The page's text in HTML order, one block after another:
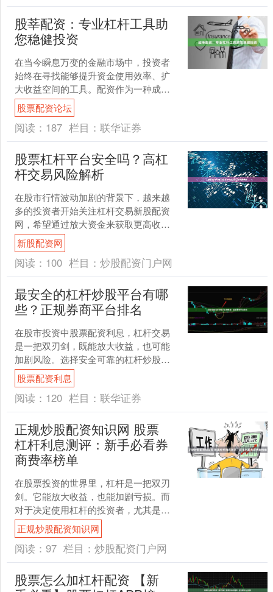
股莘配资：专业杠杆工具助
您稳健投资
在当今瞬息万变的金融市场中，投资者
始终在寻找能够提升资金使用效率、扩
大收益空间的工具。配资作为一种成熟
的金融杠杆工具，正逐渐成为越来越多
理性投资者的选择。股莘配....
股票配资论坛
阅读： 187 栏目： 联华证券
股票杠杆平台安全吗？高杠
杆交易风险解析
在股市行情波动加剧的背景下，越来越
多的投资者开始关注杠杆交易新股配资
网，希望通过放大资金来获取更高收
益。然而，“股票杠杆平台安全吗？”成为
许多人心中的疑问。本文....
新股配资网
阅读： 100 栏目： 炒股配资门户网
最安全的杠杆炒股平台有哪
些？正规券商平台排名
在股市投资中股票配资利息，杠杆交易
是一把双刃剑，既能放大收益，也可能
加剧风险。选择安全可靠的杠杆炒股平
台，是投资者保护资金安全、实现稳健
投资的第一步。本文将为您....
股票配资利息
阅读： 120 栏目： 联华证券
正规炒股配资知识网 股票
杠杆利息测评：新手必看券
商费率榜单
在股票投资的世界里，杠杆是一把双刃
剑。它能放大收益，也能加剧亏损。而
对于决定使用杠杆的投资者，尤其是新
手而言，**利息成本**是那把剑上最需要
看清的锋刃。不同的....
正规炒股配资知识网
阅读： 97 栏目： 炒股配资门户网
股票怎么加杠杆配资 【新